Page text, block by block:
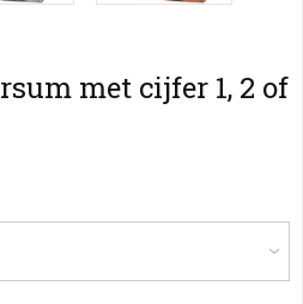
met cijfer 1, 2 of